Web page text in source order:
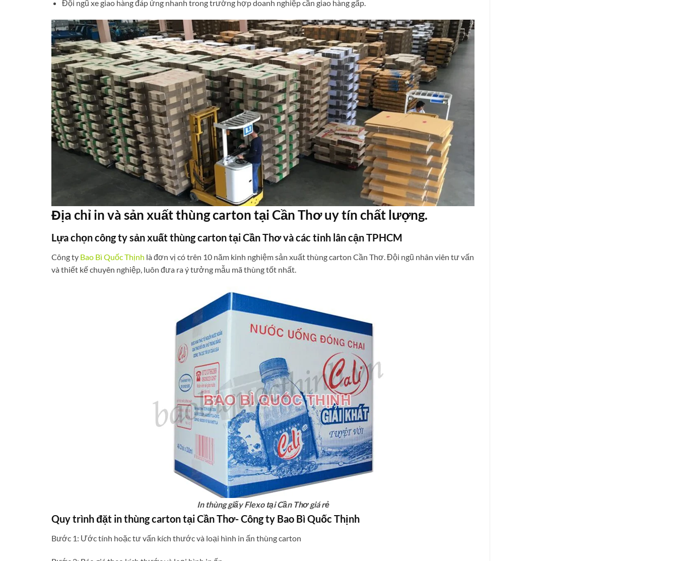
Đội ngũ xe giao hàng đáp ứng nhanh trong trường hợp doanh nghiệp cần giao hàng gấp.
Địa chỉ in và sản xuất thùng carton tại Cần Thơ uy tín chất lượng.
Lựa chọn công ty sản xuất thùng carton tại Cần Thơ và các tỉnh lân cận TPHCM
Công ty Bao Bì Quốc Thịnh là đơn vị có trên 10 năm kinh nghiệm sản xuất thùng carton Cần Thơ. Đội ngũ nhân viên tư vấn
và thiết kế chuyên nghiệp, luôn đưa ra ý tưởng mẫu mã thùng tốt nhất.
In thùng giấy Flexo tại Cần Thơ giá rẻ
Quy trình đặt in thùng carton tại Cần Thơ- Công ty Bao Bì Quốc Thịnh
Bước 1: Ước tính hoặc tư vấn kích thước và loại hình in ấn thùng carton